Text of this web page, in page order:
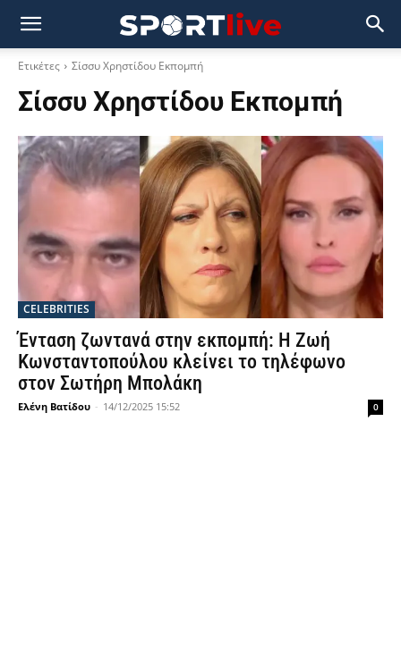
Ετικέτες Σίσσυ Χρηστίδου Εκπομπή
Σίσσυ Χρηστίδου Εκπομπή
CELEBRITIES
Ένταση ζωντανά στην εκπομπή: Η Ζωή
Κωνσταντοπούλου κλείνει το τηλέφωνο
στον Σωτήρη Μπολάκη
Ελένη Βατίδου - 14/12/2025 15:52 0